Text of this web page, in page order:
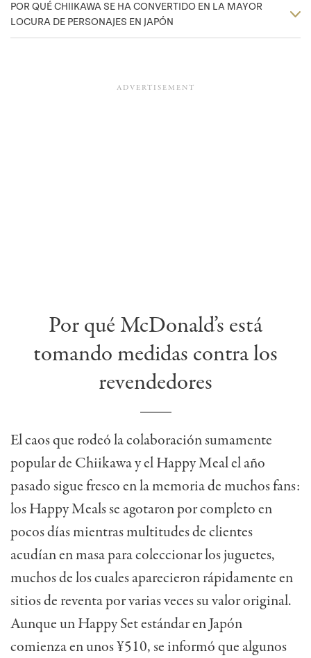
POR QUÉ CHIIKAWA SE HA CONVERTIDO EN LA MAYOR
LOCURA DE PERSONAJES EN JAPÓN
Por qué McDonald’s está
tomando medidas contra los
revendedores
El caos que rodeó la colaboración sumamente
popular de Chiikawa y el Happy Meal el año
pasado sigue fresco en la memoria de muchos fans:
los Happy Meals se agotaron por completo en
pocos días mientras multitudes de clientes
acudían en masa para coleccionar los juguetes,
muchos de los cuales aparecieron rápidamente en
sitios de reventa por varias veces su valor original.
Aunque un Happy Set estándar en Japón
comienza en unos ¥510, se informó que algunos